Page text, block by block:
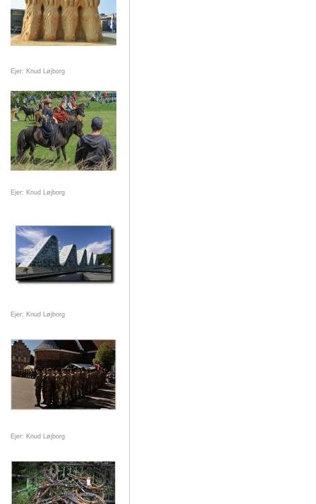
Ejer: Knud Løjborg
Ejer: Knud Løjborg
Ejer: Knud Løjborg
Ejer: Knud Løjborg